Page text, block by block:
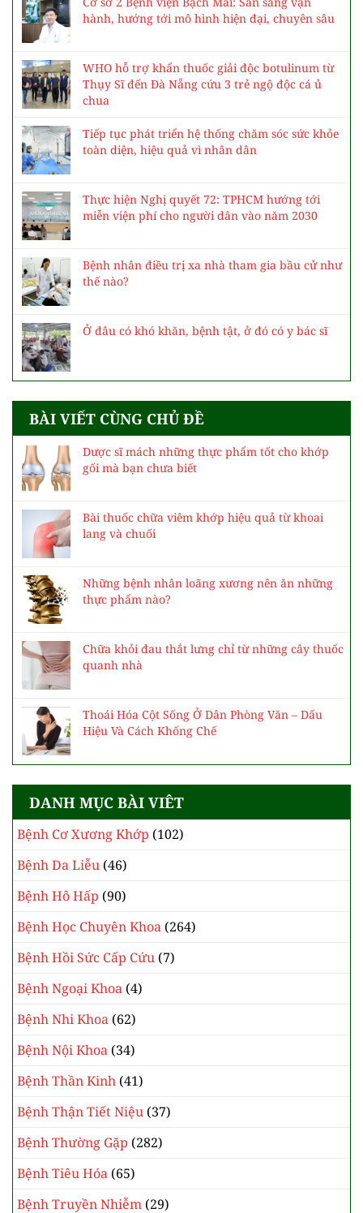
hành, hướng tới mô hình hiện đại, chuyên sâu
WHO hỗ trợ khẩn thuốc giải độc botulinum từ
Thụy Sĩ đến Đà Nẵng cứu 3 trẻ ngộ độc cá ủ
chua
Tiếp tục phát triển hệ thống chăm sóc sức khỏe
toàn diện, hiệu quả vì nhân dân
Thực hiện Nghị quyết 72: TPHCM hướng tới
miễn viện phí cho người dân vào năm 2030
Bệnh nhân điều trị xa nhà tham gia bầu cử như
thế nào?
Ở đâu có khó khăn, bệnh tật, ở đó có y bác sĩ
BÀI VIẾT CÙNG CHỦ ĐỀ
Dược sĩ mách những thực phẩm tốt cho khớp
gối mà bạn chưa biết
Bài thuốc chữa viêm khớp hiệu quả từ khoai
lang và chuối
Những bệnh nhân loãng xương nên ăn những
thực phẩm nào?
Chữa khỏi đau thắt lưng chỉ từ những cây thuốc
quanh nhà
Thoái Hóa Cột Sống Ở Dân Phòng Văn – Dấu
Hiệu Và Cách Khống Chế
DANH MỤC BÀI VIÊT
Bệnh Cơ Xương Khớp (102)
Bệnh Da Liễu (46)
Bệnh Hô Hấp (90)
Bệnh Học Chuyên Khoa (264)
Bệnh Hồi Sức Cấp Cứu (7)
Bệnh Ngoại Khoa (4)
Bệnh Nhi Khoa (62)
Bệnh Nội Khoa (34)
Bệnh Thần Kinh (41)
Bệnh Thận Tiết Niệu (37)
Bệnh Thường Gặp (282)
Bệnh Tiêu Hóa (65)
Bệnh Truyền Nhiễm (29)